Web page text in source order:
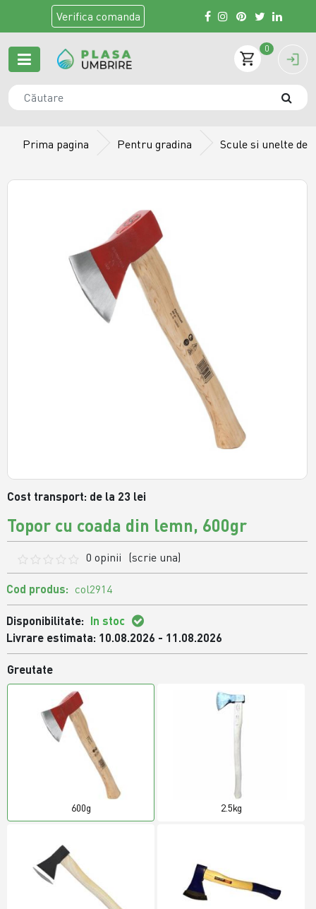
Verifica comanda
0
Prima pagina Pentru gradina Scule si unelte de
Cost transport: de la 23 lei
Topor cu coada din lemn, 600gr
0 opinii (scrie una)
Cod produs: col2914
Disponibilitate: In stoc
Livrare estimata: 10.08.2026 - 11.08.2026
Greutate
600g 2.5kg